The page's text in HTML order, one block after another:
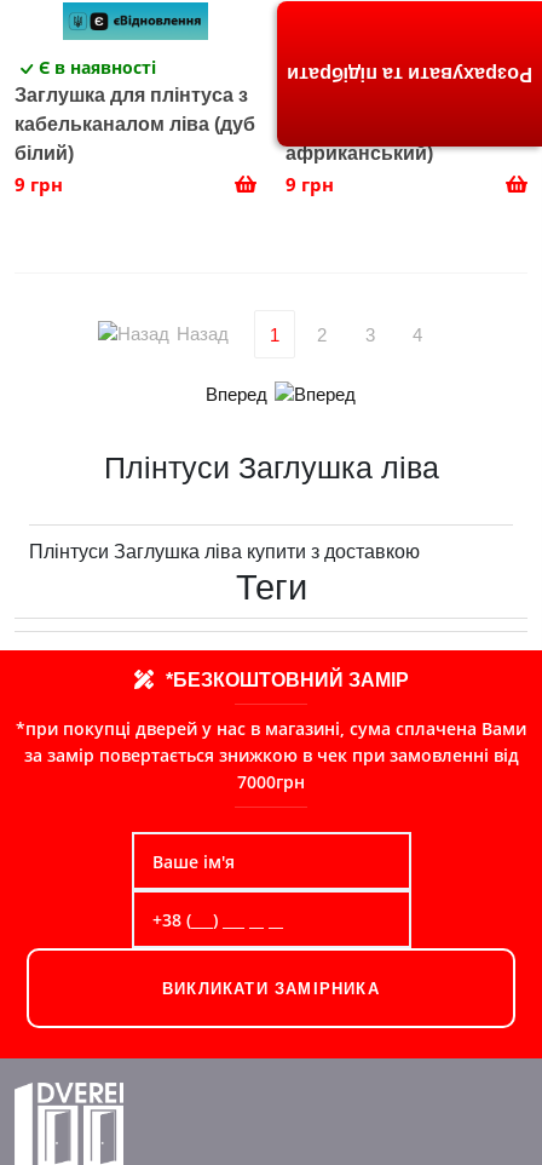
Є в наявності
Заглушка для плінтуса з
кабельканалом ліва (дуб
білий)
9 грн
Є в наявності
африканський)
9 грн
Назад 1 2 3 4
Вперед
Плінтуси Заглушка ліва
Плінтуси Заглушка ліва купити з доставкою
Теги
*БЕЗКОШТОВНИЙ ЗАМІР
*при покупці дверей у нас в магазині, сума сплачена Вами
за замір повертається знижкою в чек при замовленні від
7000грн
ВИКЛИКАТИ ЗАМІРНИКА
Розрахувати та підібрати